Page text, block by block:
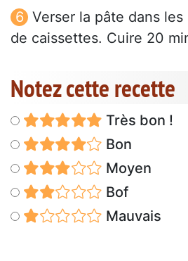
Verser la pâte dans
de caissettes. Cuire 20
Notez cette recette
Très bon !
Bon
Moyen
Bof
Mauvais